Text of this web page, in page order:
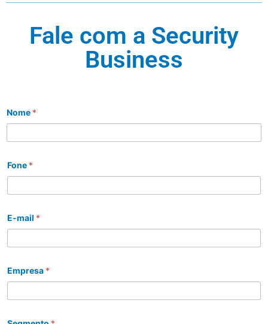
Fale com a Security
Business
Nome *
Fone *
E-mail *
Empresa *